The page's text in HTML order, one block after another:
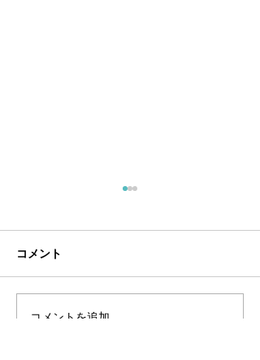
・7/5（日）・7/12（日）・
7/20（月）・7/26（日）
コメント
コメントを追加…